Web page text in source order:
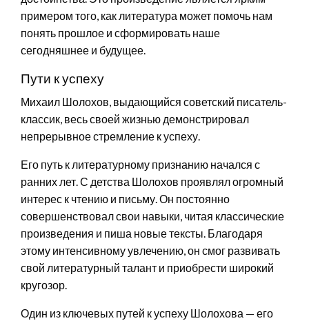
примером того, как литература может помочь нам
понять прошлое и сформировать наше
сегодняшнее и будущее.
Пути к успеху
Михаил Шолохов, выдающийся советский писатель-
классик, весь своей жизнью демонстрировал
непрерывное стремление к успеху.
Его путь к литературному признанию начался с
ранних лет. С детства Шолохов проявлял огромный
интерес к чтению и письму. Он постоянно
совершенствовал свои навыки, читая классические
произведения и пиша новые тексты. Благодаря
этому интенсивному увлечению, он смог развивать
свой литературный талант и приобрести широкий
кругозор.
Один из ключевых путей к успеху Шолохова — его